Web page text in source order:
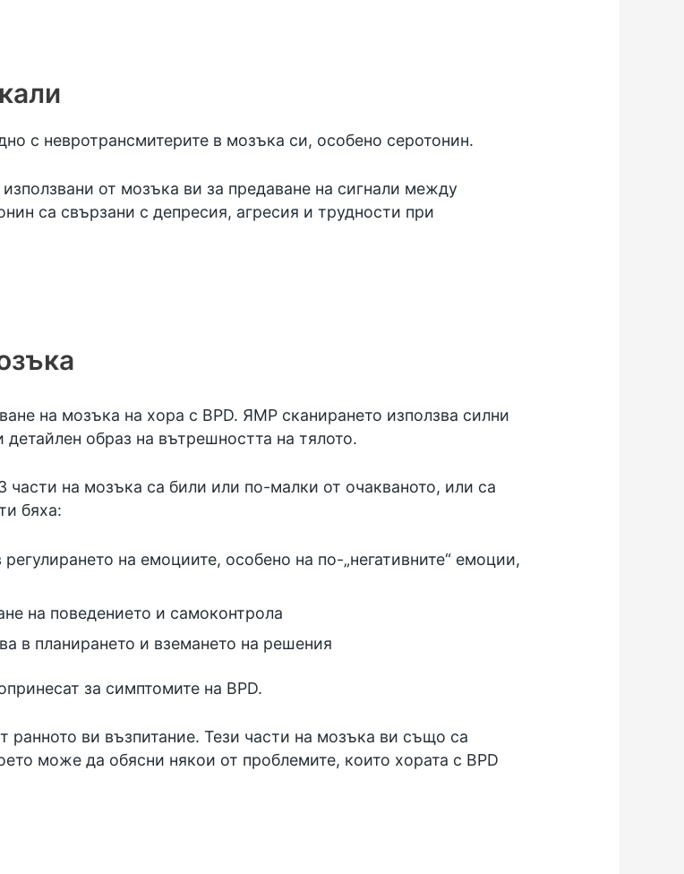
с невротрансмитерите в мозъка си, особено серотонин.
от мозъка ви за предаване на сигнали между
са свързани с депресия, агресия и трудности при
на мозъка на хора с BPD. ЯМР сканирането използва силни
образ на вътрешността на тялото.
части на мозъка са били или по-малки от очакваното, или са
бяха:
на емоциите, особено на по-„негативните“ емоции,
на поведението и самоконтрола
в планирането и вземането на решения
за симптомите на BPD.
ранното ви възпитание. Тези части на мозъка ви също са
може да обясни някои от проблемите, които хората с BPD